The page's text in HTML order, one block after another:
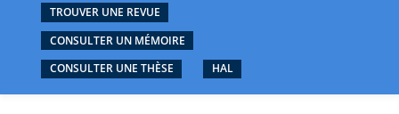
TROUVER UNE REVUE
CONSULTER UN MÉMOIRE
CONSULTER UNE THÈSE
HAL